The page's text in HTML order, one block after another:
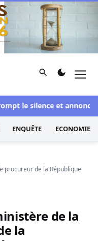
et d'investigation
Rechercher
le silence et annonce
ENQUÊTE ECONOMIE
procureur de la République
de la
la